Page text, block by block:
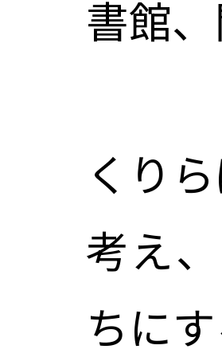
書館
くり
考え
ちに